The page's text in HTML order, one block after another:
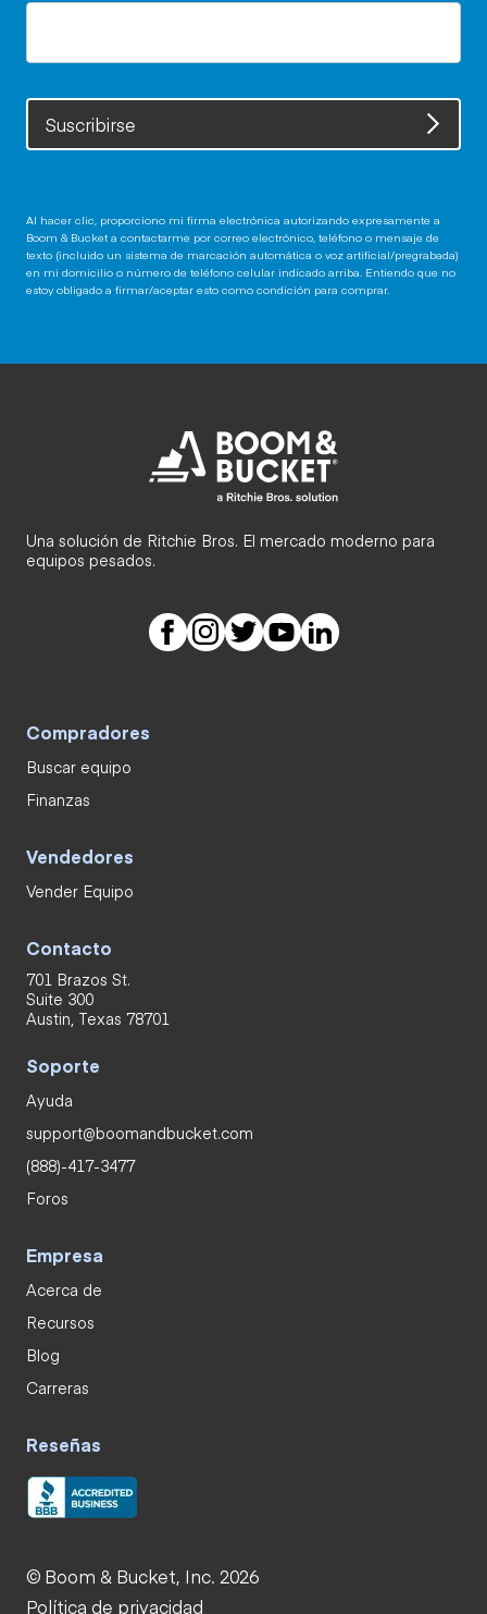
Suscribirse
Al hacer clic, proporciono mi firma electrónica autorizando expresamente a
Boom & Bucket a contactarme por correo electrónico, teléfono o mensaje de
texto (incluido un sistema de marcación automática o voz artificial/pregrabada)
en mi domicilio o número de teléfono celular indicado arriba. Entiendo que no
estoy obligado a firmar/aceptar esto como condición para comprar.
Una solución de Ritchie Bros. El mercado moderno para
equipos pesados.
Compradores
Buscar equipo
Finanzas
Vendedores
Vender Equipo
Contacto
701 Brazos St.
Suite 300
Austin, Texas 78701
Soporte
Ayuda
support@boomandbucket.com
(888)-417-3477
Foros
Empresa
Acerca de
Recursos
Blog
Carreras
Reseñas
© Boom & Bucket, Inc. 2026
Política de privacidad